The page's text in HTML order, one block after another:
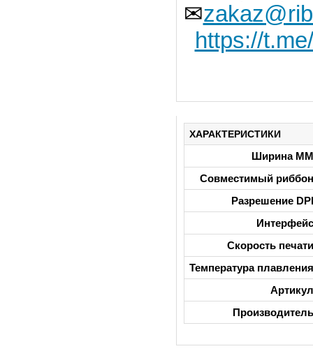
✉
https://
ХАРАКТЕРИСТИКИ
Ширина ММ
Совместимый риббон
Разрешение DPI
Интерфейс
Скорость печати
Температура плавления
Артикул
Производитель